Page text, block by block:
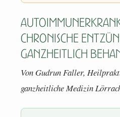
chronische
ganzheitlich
Von Gudrun Faller,
ganzheitliche Medizin